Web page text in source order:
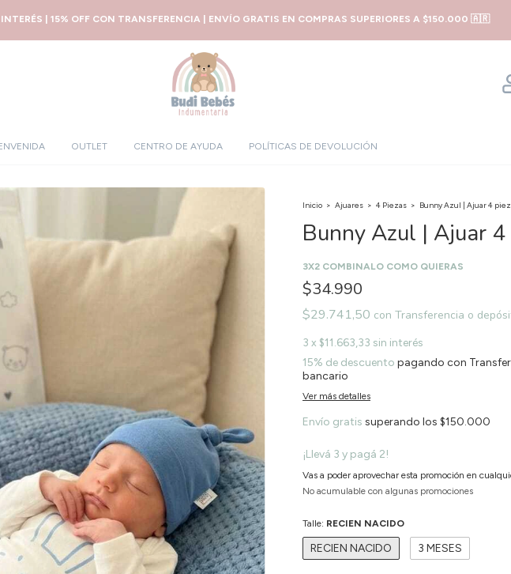
| 15% OFF CON TRANSFERENCIA | ENVÍO GRATIS EN COMPRAS SUPERIORES A $150.000 🇦🇷
OUTLET CENTRO DE AYUDA POLÍTICAS DE DEVOLUCIÓN
Inicio > Ajuares > 4 Piezas > Bunny Azul | Ajuar 4
Bunny Azul | Ajuar 4
3X2 COMBINALO COMO QUIERAS
$34.990
$29.741,50 con Transferencia o
3 x $11.663,33 sin interés
15% de descuento pagando con
bancario
Ver más detalles
Envío gratis superando los $150.000
¡Llevá 3 y pagá 2!
Vas a poder aprovechar esta promoción en
No acumulable con algunas promociones
Talle: RECIEN NACIDO
RECIEN NACIDO 3 MESES